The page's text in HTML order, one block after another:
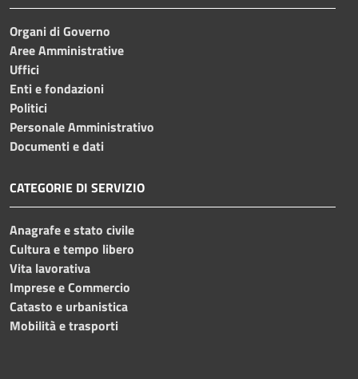
Organi di Governo
Aree Amministrative
Uffici
Enti e fondazioni
Politici
Personale Amministrativo
Documenti e dati
CATEGORIE DI SERVIZIO
Anagrafe e stato civile
Cultura e tempo libero
Vita lavorativa
Imprese e Commercio
Catasto e urbanistica
Mobilità e trasporti